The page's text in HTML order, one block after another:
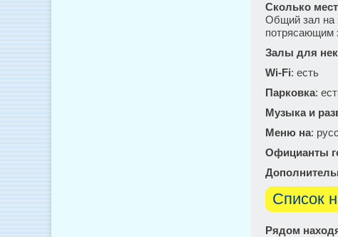
Сколько
Общий зал на
потрясающим
Залы для
Wi-Fi: есть
Парковка:
Музыка и
Меню на:
Официанты
Список
Рядом